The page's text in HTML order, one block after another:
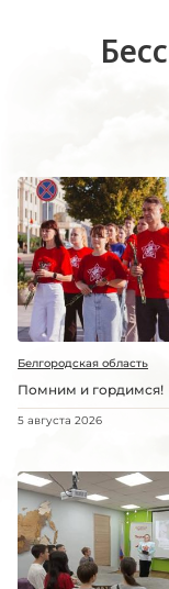
Белгородская область
Помним и гордимся!
5 августа 2026